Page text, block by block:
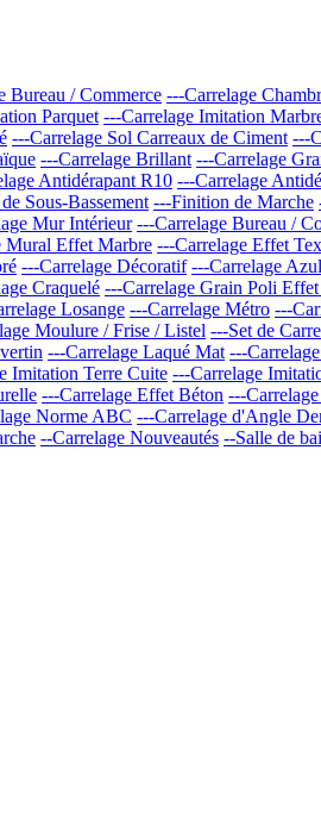
Bureau / Commerce ---Carrelage
Parquet ---Carrelage Imitation
---Carrelage Sol Carreaux de Ciment ---
---Carrelage Brillant ---Carrelage
Antidérapant R10 ---Carrelage
Sous-Bassement ---Finition de Marche
Mur Intérieur ---Carrelage Bureau /
Mural Effet Marbre ---Carrelage Effet
---Carrelage Décoratif ---Carrelage
Craquelé ---Carrelage Grain Poli
Losange ---Carrelage Métro ---
Moulure / Frise / Listel ---Set de
---Carrelage Laqué Mat ---
Imitation Terre Cuite ---Carrelage
---Carrelage Effet Béton ---
Norme ABC ---Carrelage d'Angle
--Carrelage Nouveautés --Salle de